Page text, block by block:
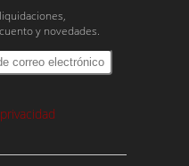
y novedades.